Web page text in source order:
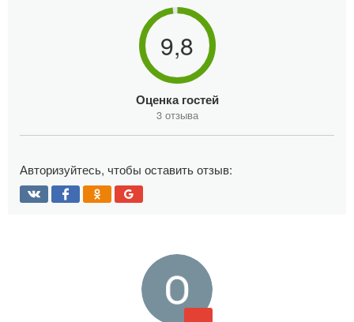
9,8
Оценка гостей
3 отзыва
Авторизуйтесь, чтобы оставить отзыв: